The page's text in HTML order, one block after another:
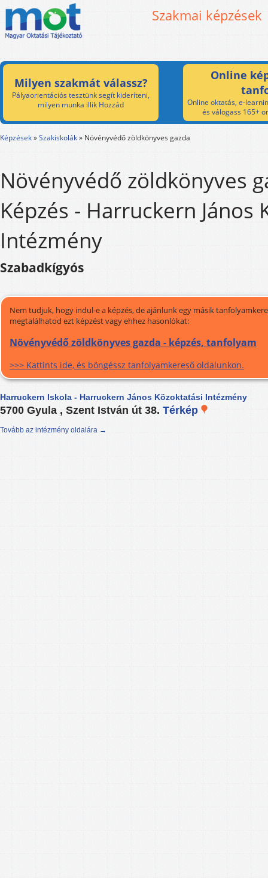
Szakmai képzések
Milyen szakmát válassz?
Pályaorientációs tesztünk segít kideríteni,
milyen munka illik Hozzád
Online
Online oktatás, e-
és válogass 165+
Képzések»Szakiskolák» Növényvédő zöldkönyves gazda
Növényvédő zöldkönyves
Képzés - Harruckern János
Intézmény
Szabadkígyós
Nem tudjuk, hogy indul-e a képzés, de ajánlunk egy másik
megtalálhatod ezt képzést vagy ehhez hasonlókat:
Növényvédő zöldkönyves gazda - képzés, tanfolyam
>>> Kattints ide, és böngéssz tanfolyamkereső oldalunkon.
Harruckern Iskola - Harruckern János Közoktatási Intézmény
5700 Gyula , Szent István út 38. Térkép
Tovább az intézmény oldalára →